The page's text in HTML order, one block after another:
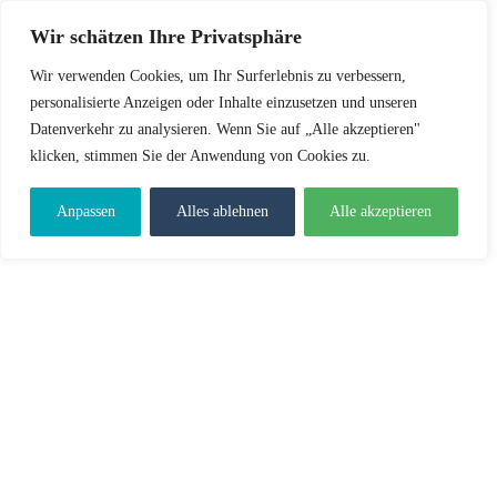
Wir schätzen Ihre Privatsphäre
Wir verwenden Cookies, um Ihr Surferlebnis zu verbessern,
personalisierte Anzeigen oder Inhalte einzusetzen und unseren
Datenverkehr zu analysieren. Wenn Sie auf „Alle akzeptieren"
klicken, stimmen Sie der Anwendung von Cookies zu.
Anpassen Alles ablehnen Alle akzeptieren